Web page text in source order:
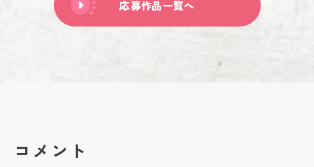
応募作品一覧へ
コメント